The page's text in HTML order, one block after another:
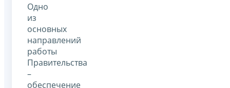
Одно
из
основных
направлений
работы
Правительства
–
обеспечение